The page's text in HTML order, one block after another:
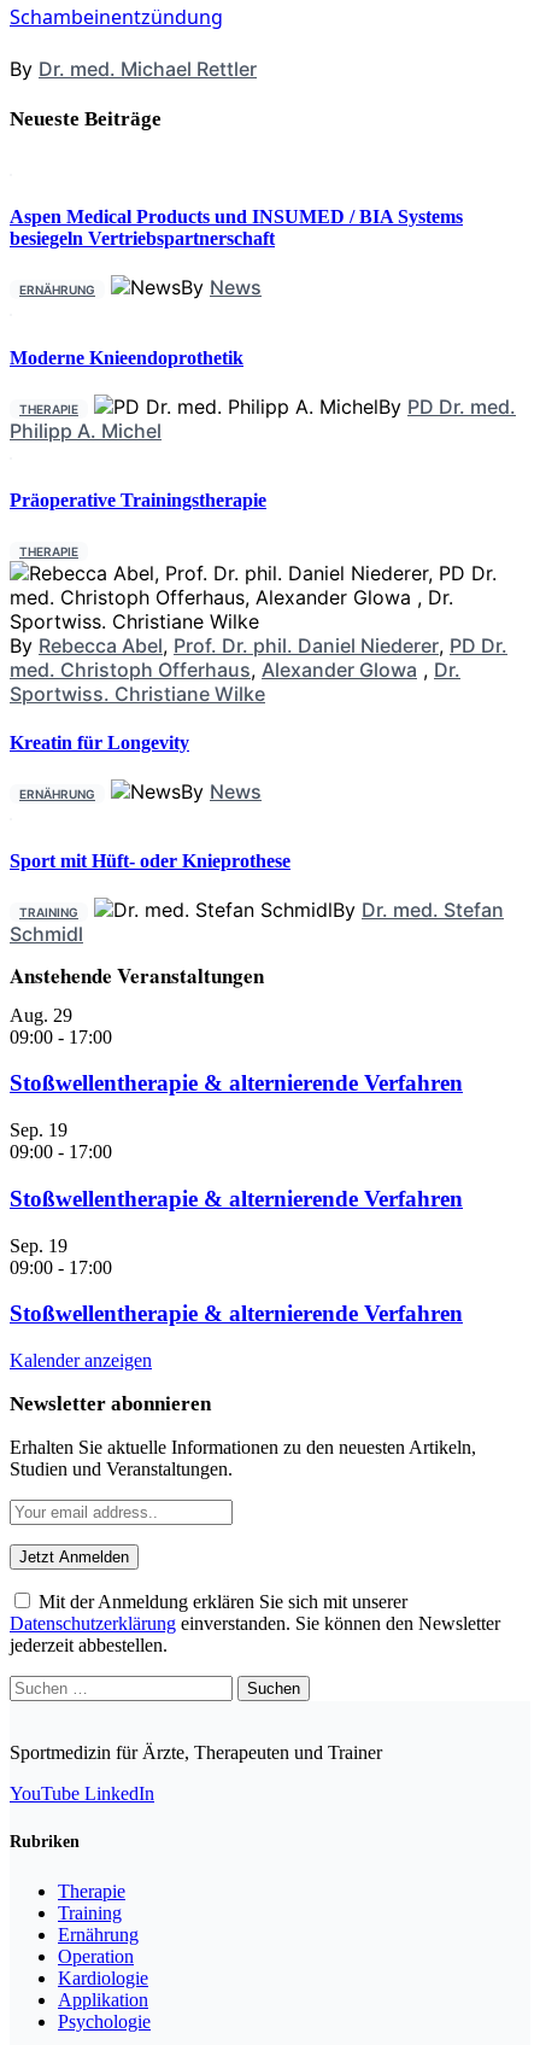
Schambeinentzündung
By Dr. med. Michael Rettler
Neueste Beiträge
Aspen Medical Products und INSUMED / BIA Systems
besiegeln Vertriebspartnerschaft
ERNÄHRUNG By News
Moderne Knieendoprothetik
THERAPIE By PD Dr. med.
Philipp A. Michel
Präoperative Trainingstherapie
THERAPIE
By Rebecca Abel, Prof. Dr. phil. Daniel Niederer, PD Dr.
med. Christoph Offerhaus, Alexander Glowa , Dr.
Sportwiss. Christiane Wilke
Kreatin für Longevity
ERNÄHRUNG By News
Sport mit Hüft- oder Knieprothese
TRAINING By Dr. med. Stefan
Schmidl
Anstehende Veranstaltungen
Aug. 29
09:00 - 17:00
Stoßwellentherapie & alternierende Verfahren
Sep. 19
09:00 - 17:00
Stoßwellentherapie & alternierende Verfahren
Sep. 19
09:00 - 17:00
Stoßwellentherapie & alternierende Verfahren
Kalender anzeigen
Newsletter abonnieren
Erhalten Sie aktuelle Informationen zu den neuesten Artikeln,
Studien und Veranstaltungen.
Mit der Anmeldung erklären Sie sich mit unserer
Datenschutzerklärung einverstanden. Sie können den Newsletter
jederzeit abbestellen.
Suchen
nach:
Sportmedizin für Ärzte, Therapeuten und Trainer
YouTube LinkedIn
Rubriken
Therapie
Training
Ernährung
Operation
Kardiologie
Applikation
Psychologie